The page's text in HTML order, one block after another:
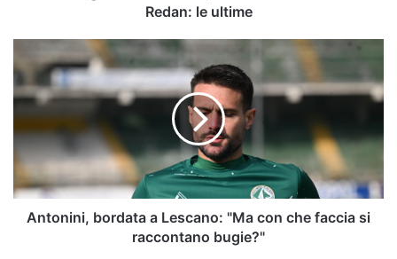
Redan: le ultime
Antonini,
bordata
a
Lescano:
"Ma
con
che
faccia
si
raccontano
Antonini, bordata a Lescano: "Ma con che faccia si
raccontano bugie?"